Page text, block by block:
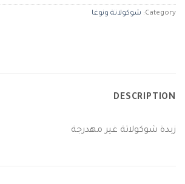
Category: شوكولاتة ونوغا
DESCRIPTION
زبدة شوكولاتة غير مهدرجة